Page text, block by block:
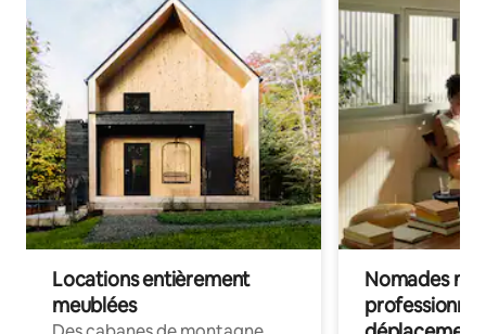
Locations entièrement
meublées
Nomades